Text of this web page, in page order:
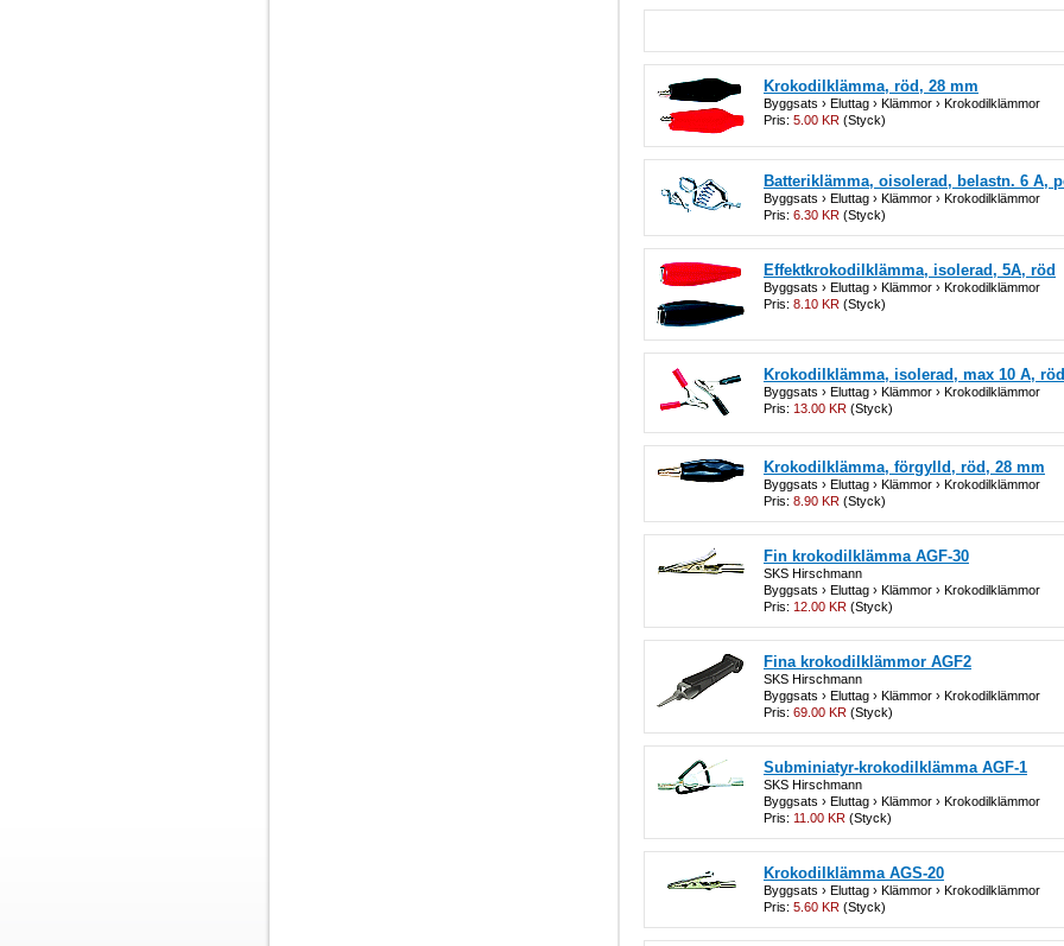
Krokodilklämma, röd, 28 mm
Byggsats › Eluttag › Klämmor › Krokodilklämmor
Pris: 5.00 KR (Styck)
Batteriklämma, oisolerad, belastn. 6 A,
Byggsats › Eluttag › Klämmor › Krokodilklämmor
Pris: 6.30 KR (Styck)
Effektkrokodilklämma, isolerad, 5A, röd
Byggsats › Eluttag › Klämmor › Krokodilklämmor
Pris: 8.10 KR (Styck)
Krokodilklämma, isolerad, max 10 A, röd
Byggsats › Eluttag › Klämmor › Krokodilklämmor
Pris: 13.00 KR (Styck)
Krokodilklämma, förgylld, röd, 28 mm
Byggsats › Eluttag › Klämmor › Krokodilklämmor
Pris: 8.90 KR (Styck)
Fin krokodilklämma AGF-30
SKS Hirschmann
Byggsats › Eluttag › Klämmor › Krokodilklämmor
Pris: 12.00 KR (Styck)
Fina krokodilklämmor AGF2
SKS Hirschmann
Byggsats › Eluttag › Klämmor › Krokodilklämmor
Pris: 69.00 KR (Styck)
Subminiatyr-krokodilklämma AGF-1
SKS Hirschmann
Byggsats › Eluttag › Klämmor › Krokodilklämmor
Pris: 11.00 KR (Styck)
Krokodilklämma AGS-20
Byggsats › Eluttag › Klämmor › Krokodilklämmor
Pris: 5.60 KR (Styck)